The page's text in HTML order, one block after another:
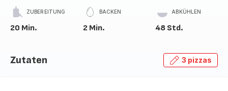
ZUBEREITUNG
20 Min.
BACKEN
2 Min.
ABKÜHLEN
48 Std.
Zutaten 3 pizzas